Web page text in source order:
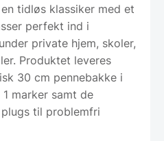
tidløs klassiker med et
perfekt ind i
private hjem, skoler,
Produktet leveres
30 cm pennebakke i
marker samt de
til problemfri